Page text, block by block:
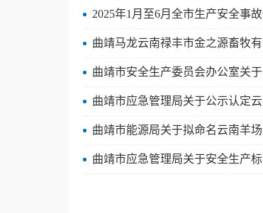
2025年1月至6月全市生产安全事
曲靖马龙云南禄丰市金之源畜牧
曲靖市安全生产委员会办公室关
曲靖市应急管理局关于公示认定
曲靖市能源局关于拟命名云南羊
曲靖市应急管理局关于安全生产